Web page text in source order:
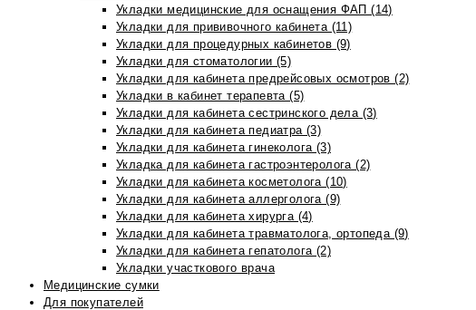
Укладки медицинские для оснащения ФАП (14)
Укладки для прививочного кабинета (11)
Укладки для процедурных кабинетов (9)
Укладки для стоматологии (5)
Укладки для кабинета предрейсовых осмотров (2)
Укладки в кабинет терапевта (5)
Укладки для кабинета сестринского дела (3)
Укладки для кабинета педиатра (3)
Укладки для кабинета гинеколога (3)
Укладка для кабинета гастроэнтеролога (2)
Укладки для кабинета косметолога (10)
Укладки для кабинета аллерголога (9)
Укладки для кабинета хирурга (4)
Укладки для кабинета травматолога, ортопеда (9)
Укладки для кабинета гепатолога (2)
Укладки участкового врача
Медицинские сумки
Для покупателей